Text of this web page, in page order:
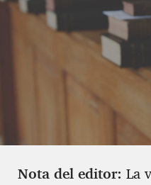
Nota del editor: La